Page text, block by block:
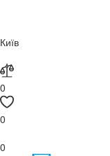
Київ
0
0
0